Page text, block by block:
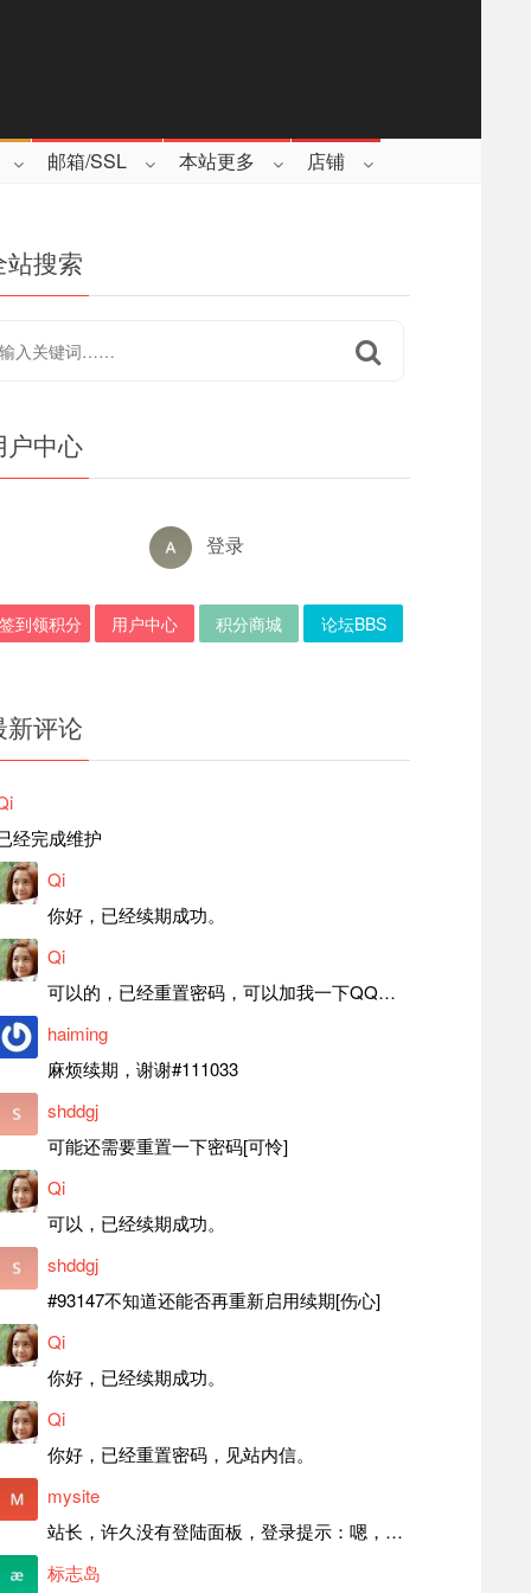
邮箱/SSL 本站更多 店铺
站搜索
户中心
登录
签到领积分 用户中心 积分商城 论坛BBS
新评论
经完成维护
Qi
你好，已经续期成功。
Qi
可以的，已经重置密码，可以加我一下QQ，留言后我就发密码给你。
haiming
麻烦续期，谢谢#111033
shddgj
可能还需要重置一下密码[可怜]
Qi
可以，已经续期成功。
shddgj
#93147不知道还能否再重新启用续期[伤心]
Qi
你好，已经续期成功。
Qi
你好，已经重置密码，见站内信。
mysite
站长，许久没有登陆面板，登录提示：嗯，登录详细信息似乎不正确。请重试。 网站还可以正常使用。如果是密码问题请帮忙重置一下密码。谢谢。订单号：97790，账号：aa20210950。 站长，提交了工单，你回复续期成功，不过我的问题是面部登陆信息有问题，一直是初始密码，现在无法登陆，有时间麻烦排查一下。
标志岛